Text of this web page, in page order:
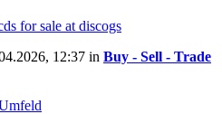
for sale at discogs
12:37 in Buy - Sell - Trade